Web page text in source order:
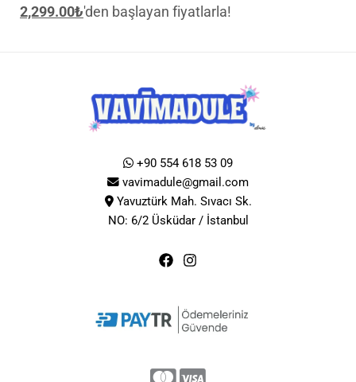
2,299.00₺'den başlayan fiyatlarla!
+90 554 618 53 09
vavimadule@gmail.com
Yavuztürk Mah. Sıvacı Sk.
NO: 6/2 Üsküdar / İstanbul